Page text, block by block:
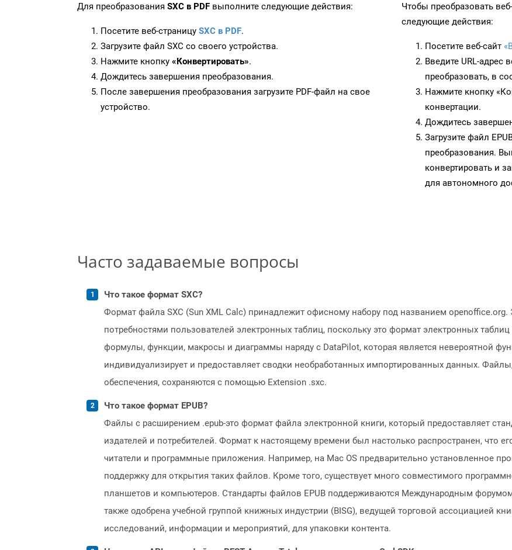
Для преобразования SXC в PDF выполните следующие действия:
Посетите веб-страницу SXC в PDF.
Загрузите файл SXC со своего устройства.
Нажмите кнопку «Конвертировать».
Дождитесь завершения преобразования.
После завершения преобразования загрузите PDF-файл на свое
устройство.
Чтобы преобразовать
следующие действия:
Посетите веб-сайт
Введите URL-адрес
преобразовать, в
Нажмите кнопку
конвертации.
Дождитесь
Загрузите файл
преобразования.
конвертировать и
для автономного
Часто задаваемые вопросы
Что такое формат SXC?
Формат файла SXC (Sun XML Calc) принадлежит офисному набору под названием
потребностями пользователей электронных таблиц, поскольку это формат электронных
формулы, функции, макросы и диаграммы наряду с DataPilot, которая является невероятной
индивидуализирует и предоставляет сводки необработанных импортированных данных.
обеспечения, сохраняются с помощью Extension .sxc.
Что такое формат EPUB?
Файлы с расширением .epub-это формат файла электронной книги, который предоставляет
издателей и потребителей. Формат к настоящему времени был настолько распространен, что
читатели и программные приложения. Например, на Mac OS предварительно установленное
поддержку для открытия таких файлов. Кроме того, существует много совместимого
планшетов и компьютеров. Стандарты файлов EPUB поддерживаются Международным форумом
также одобрена учебной группой книжных индустрии (BISG), ведущей торговой ассоциацией
исследований, информации и мероприятий, для упаковки контента.